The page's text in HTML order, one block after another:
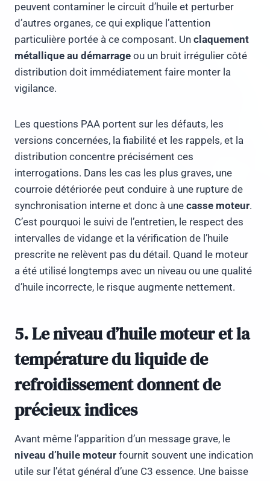
peuvent contaminer le circuit d’huile et perturber
d’autres organes, ce qui explique l’attention
particulière portée à ce composant. Un claquement
métallique au démarrage ou un bruit irrégulier côté
distribution doit immédiatement faire monter la
vigilance.
Les questions PAA portent sur les défauts, les
versions concernées, la fiabilité et les rappels, et la
distribution concentre précisément ces
interrogations. Dans les cas les plus graves, une
courroie détériorée peut conduire à une rupture de
synchronisation interne et donc à une casse moteur.
C’est pourquoi le suivi de l’entretien, le respect des
intervalles de vidange et la vérification de l’huile
prescrite ne relèvent pas du détail. Quand le moteur
a été utilisé longtemps avec un niveau ou une qualité
d’huile incorrecte, le risque augmente nettement.
5. Le niveau d’huile moteur et la
température du liquide de
refroidissement donnent de
précieux indices
Avant même l’apparition d’un message grave, le
niveau d’huile moteur fournit souvent une indication
utile sur l’état général d’une C3 essence. Une baisse